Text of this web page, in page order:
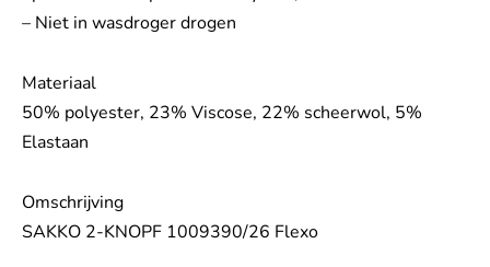
– Niet in wasdroger drogen
Materiaal
50% polyester, 23% Viscose, 22% scheerwol, 5%
Elastaan
Omschrijving
SAKKO 2-KNOPF 1009390/26 Flexo